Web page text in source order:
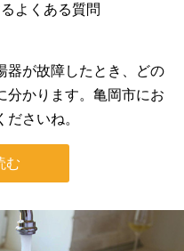
よくある質問
器が故障したとき、どの
分かります。亀岡市にお
さいね。
む